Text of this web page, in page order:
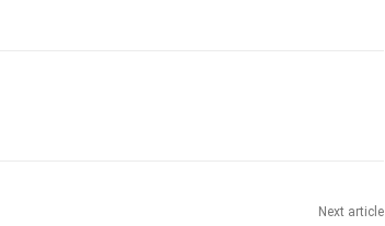
Next article